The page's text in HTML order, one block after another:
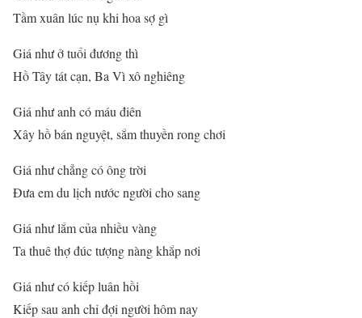
Tầm xuân lúc nụ khi hoa sợ gì
Giá như ở tuổi đương thì
Hồ Tây tát cạn, Ba Vì xô nghiêng
Giá như anh có máu điên
Xây hồ bán nguyệt, sắm thuyền rong chơi
Giá như chẳng có ông trời
Đưa em du lịch nước người cho sang
Giá như lắm của nhiều vàng
Ta thuê thợ đúc tượng nàng khắp nơi
Giá như có kiếp luân hồi
Kiếp sau anh chỉ đợi người hôm nay